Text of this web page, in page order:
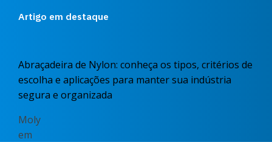
Artigo em destaque
Abraçadeira de Nylon: conheça os tipos, critérios de
escolha e aplicações para manter sua indústria
segura e organizada
Moly
em